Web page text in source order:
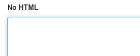
No HTML